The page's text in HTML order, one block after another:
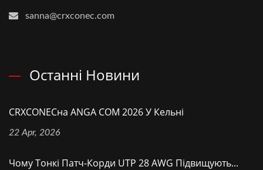
sanna@crxconec.com
Останні Новини
CRXCONECна ANGA COM 2026 У Кельні
22 Apr, 2026
Чому Тонкі Патч-Корди UTP 28 AWG Підвищують...